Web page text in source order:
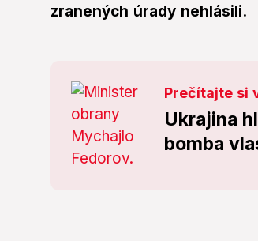
zranených úrady nehlásili.
Prečítajte si
Ukrajina
bomba